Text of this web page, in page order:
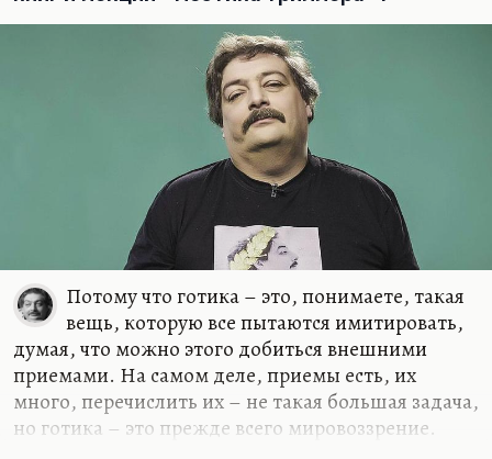
Потому что готика – это, понимаете, такая
вещь, которую все пытаются имитировать,
думая, что можно этого добиться внешними
приемами. На самом деле, приемы есть, их
много, перечислить их – не такая большая задача,
но готика – это прежде всего мировоззрение.